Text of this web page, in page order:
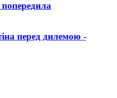
перед дилемою -